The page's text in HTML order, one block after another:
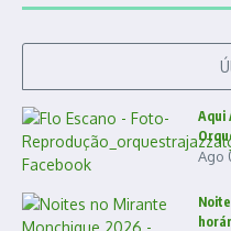
Aqui
Ago